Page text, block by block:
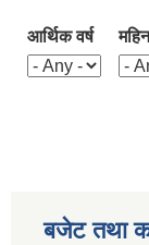
आर्थिक वर्ष
बजेट तथा